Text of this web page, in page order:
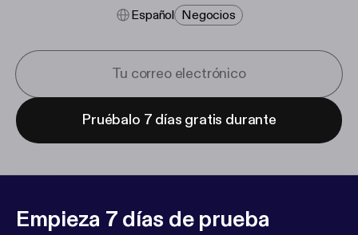
Español Negocios
Pruébalo 7 días gratis durante
Empieza 7 días de prueba